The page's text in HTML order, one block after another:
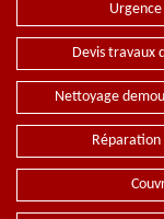
Devis travaux
Nettoyage